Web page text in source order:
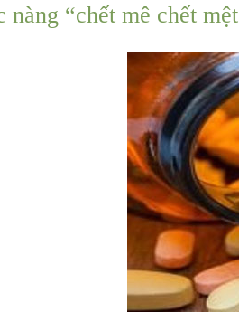
nàng “chết mê chết